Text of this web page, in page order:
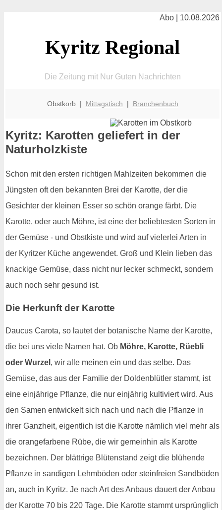
Abo | 10.08.2026
Kyritz Regional
Die Zeitung mit Nur Guten Nachrichten
Obstkorb | Mittagstisch | Branchenbuch
Kyritz: Karotten geliefert in der
Naturholzkiste
Schon mit den ersten richtigen Mahlzeiten bekommen die
Jüngsten oft den bekannten Brei der Karotte, der die
Gesichter der kleinen Esser so schön orange färbt. Die
Karotte, oder auch Möhre, ist eine der beliebtesten Sorten in
der Gemüse - und Obstkiste und wird auf vielerlei Arten in
der Kyritzer Küche angewendet. Groß und Klein lieben das
knackige Gemüse, dass nicht nur lecker schmeckt, sondern
auch noch sehr gesund ist.
Die Herkunft der Karotte
Daucus Carota, so lautet der botanische Name der Karotte,
die bei uns viele Namen hat. Ob Möhre, Karotte, Rüebli
oder Wurzel , wir alle meinen ein und das selbe. Das
Gemüse, das aus der Familie der Doldenblütler stammt, ist
eine einjährige Pflanze, die nur einjährig kultiviert wird. Aus
den Samen entwickelt sich nach und nach die Pflanze in
ihrer Ganzheit, eigentlich ist die Karotte nämlich viel mehr als
die orangefarbene Rübe, die wir gemeinhin als Karotte
bezeichnen. Der blättrige Blütenstand zeigt die blühende
Pflanze in sandigen Lehmböden oder steinfreien Sandböden
an, auch in Kyritz. Je nach Art des Anbaus dauert der Anbau
der Karotte 70 bis 220 Tage. Die Karotte stammt ursprünglich